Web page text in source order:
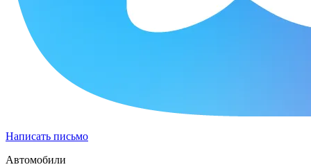
Написать письмо
Автомобили